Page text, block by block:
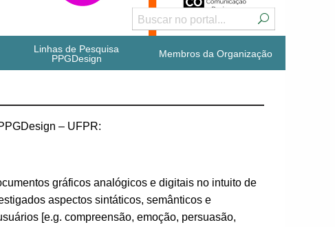
Linhas de Pesquisa
PPGDesign
Membros da Organização
– UFPR:
gráficos analógicos e digitais no intuito de
aspectos sintáticos, semânticos e
[e.g. compreensão, emoção, persuasão,